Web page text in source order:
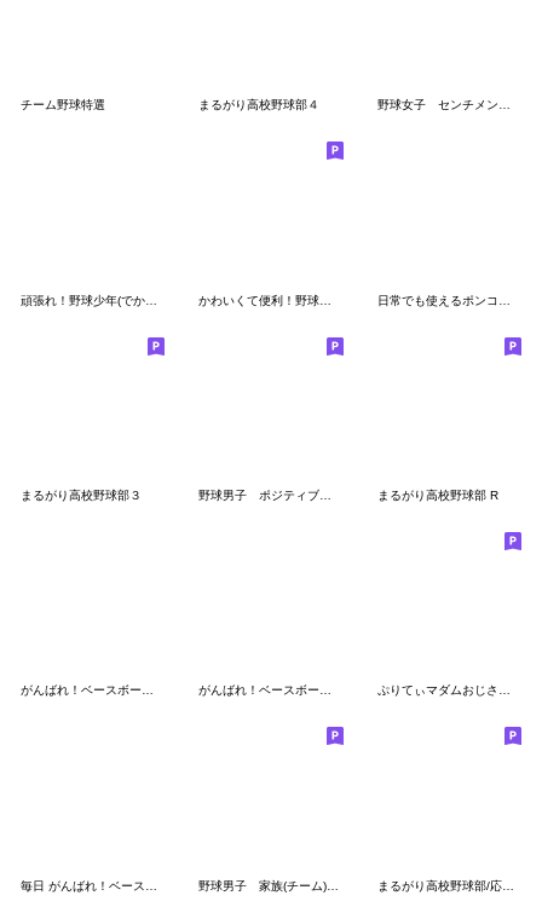
チーム野球特選 まるがり高校野球部４ 野球女子 センチメンタルガール
まるがり高校野球部３ まるがり高校野球部 R
がんばれ！ベースボール 吹き出し敬語 がんばれ！ベースボール 10 _会話 ぷりてぃマダムおじさん/野球
まるがり高校野球部/応援の夏